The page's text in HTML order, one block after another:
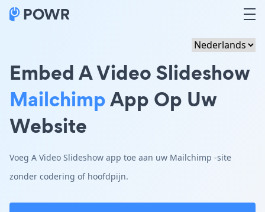
Embed A Video Slideshow
MailchimpApp Op Uw
Website
Voeg A Video Slideshow app toe aan uw Mailchimp -site
zonder codering of hoofdpijn.